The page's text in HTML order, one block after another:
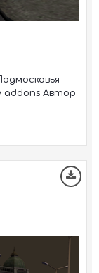
addons Автор